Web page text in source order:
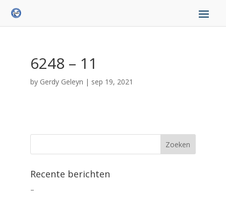
6248 – 11
by Gerdy Geleyn | sep 19, 2021
Recente berichten
–